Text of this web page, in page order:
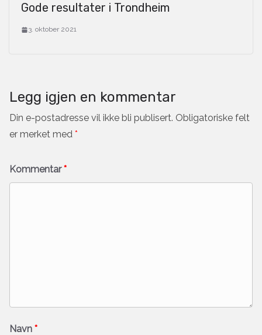
Gode resultater i Trondheim
3. oktober 2021
Legg igjen en kommentar
Din e-postadresse vil ikke bli publisert. Obligatoriske felt
er merket med *
Kommentar*
Navn *